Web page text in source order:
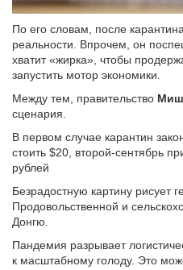
По его словам, после
реальности. Впрочем, он
хватит «жирка», чтобы
запустить мотор экономики.
Между тем, правительство
сценария.
В первом случае карантин
стоить $20, второй-сентябрь
рублей
Безрадостную картину рисует
Продовольственной и
Донгю.
Пандемия разрывает
к масштабному голоду. Это